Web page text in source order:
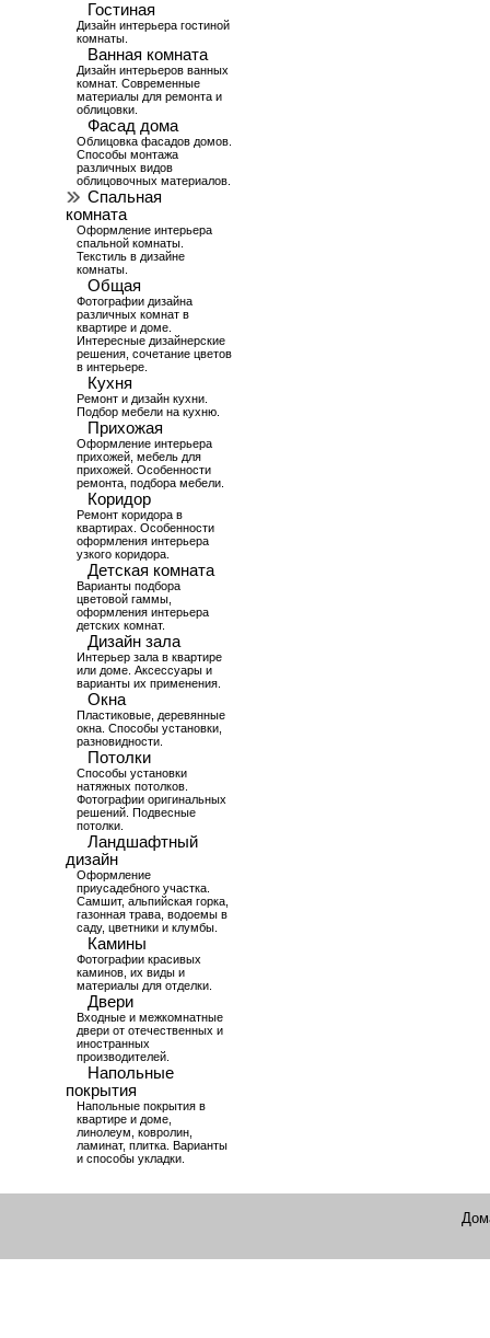
Гостиная
Дизайн интерьера гостиной
комнаты.
Ванная комната
Дизайн интерьеров ванных
комнат. Современные
материалы для ремонта и
облицовки.
Фасад дома
Облицовка фасадов домов.
Способы монтажа
различных видов
облицовочных материалов.
Спальная
комната
Оформление интерьера
спальной комнаты.
Текстиль в дизайне
комнаты.
Общая
Фотографии дизайна
различных комнат в
квартире и доме.
Интересные дизайнерские
решения, сочетание цветов
в интерьере.
Кухня
Ремонт и дизайн кухни.
Подбор мебели на кухню.
Прихожая
Оформление интерьера
прихожей, мебель для
прихожей. Особенности
ремонта, подбора мебели.
Коридор
Ремонт коридора в
квартирах. Особенности
оформления интерьера
узкого коридора.
Детская комната
Варианты подбора
цветовой гаммы,
оформления интерьера
детских комнат.
Дизайн зала
Интерьер зала в квартире
или доме. Аксессуары и
варианты их применения.
Окна
Пластиковые, деревянные
окна. Способы установки,
разновидности.
Потолки
Способы установки
натяжных потолков.
Фотографии оригинальных
решений. Подвесные
потолки.
Ландшафтный
дизайн
Оформление
приусадебного участка.
Самшит, альпийская горка,
газонная трава, водоемы в
саду, цветники и клумбы.
Камины
Фотографии красивых
каминов, их виды и
материалы для отделки.
Двери
Входные и межкомнатные
двери от отечественных и
иностранных
производителей.
Напольные
покрытия
Напольные покрытия в
квартире и доме,
линолеум, ковролин,
ламинат, плитка. Варианты
и способы укладки.